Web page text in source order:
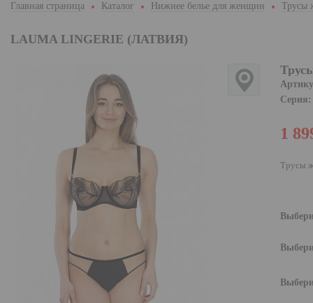
Главная страница Каталог Нижнее белье для женщин Трусы
LAUMA LINGERIE (ЛАТВИЯ)
Серия:
1
Трусы